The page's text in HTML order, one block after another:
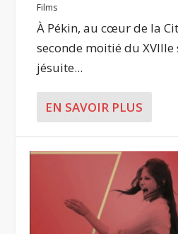
Films
À Pékin, au cœur de la
seconde moitié du
jésuite...
EN SAVOIR PLUS